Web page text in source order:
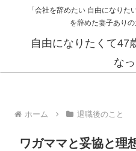
「会社を辞めたい 自由になり
を辞めた妻子あり
自由になりたくて47
な
ホーム 退職後のこと
ワガママと妥協と理